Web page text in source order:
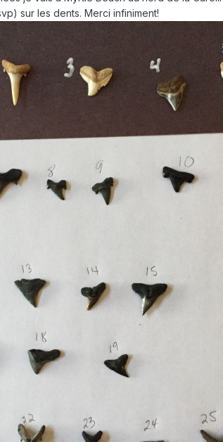
sur les dents. Merci infiniment!